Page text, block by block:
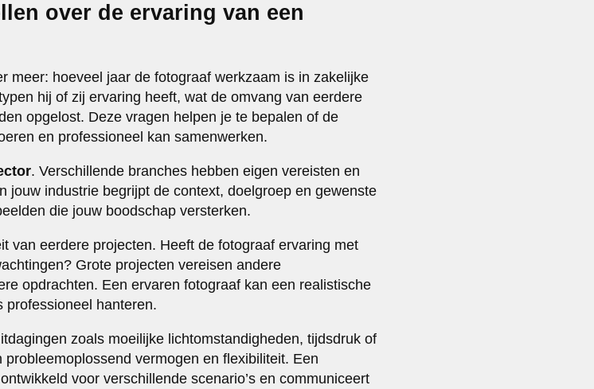
over de ervaring van een
meer: hoeveel jaar de fotograaf werkzaam is in zakelijke
hij of zij ervaring heeft, wat de omvang van eerdere
opgelost. Deze vragen helpen je te bepalen of de
en professioneel kan samenwerken.
. Verschillende branches hebben eigen vereisten en
jouw industrie begrijpt de context, doelgroep en gewenste
die jouw boodschap versterken.
van eerdere projecten. Heeft de fotograaf ervaring met
Grote projecten vereisen andere
opdrachten. Een ervaren fotograaf kan een realistische
professioneel hanteren.
zoals moeilijke lichtomstandigheden, tijdsdruk of
vermogen en flexibiliteit. Een
voor verschillende scenario’s en communiceert